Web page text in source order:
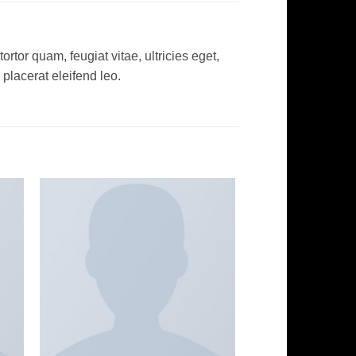
quam, feugiat vitae, ultricies eget,
eleifend leo.